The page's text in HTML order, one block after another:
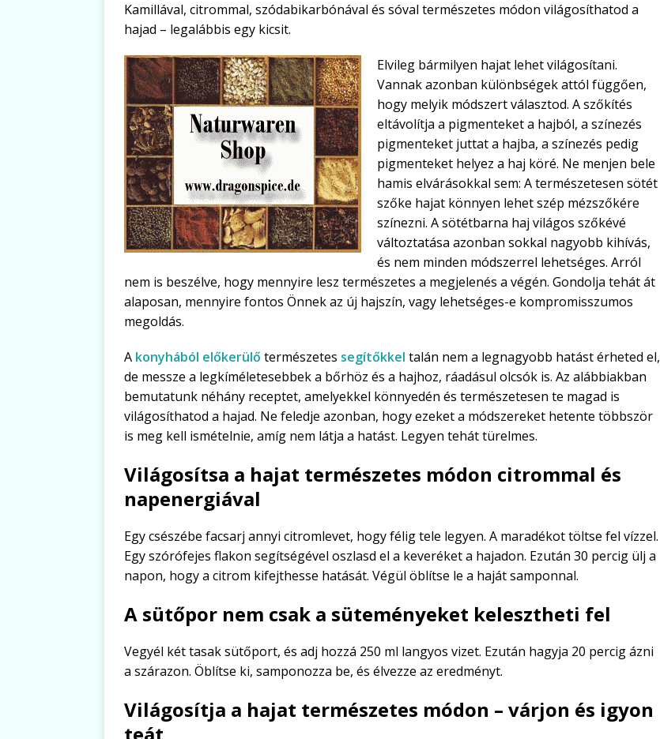
Kamillával, citrommal, szódabikarbónával és sóval természetes módon világosíthatod a
hajad – legalábbis egy kicsit.
Elvileg bármilyen hajat lehet világosítani.
Vannak azonban különbségek attól függően,
hogy melyik módszert választod. A szőkítés
eltávolítja a pigmenteket a hajból, a színezés
pigmenteket juttat a hajba, a színezés pedig
pigmenteket helyez a haj köré. Ne menjen bele
hamis elvárásokkal sem: A természetesen sötét
szőke hajat könnyen lehet szép mézszőkére
színezni. A sötétbarna haj világos szőkévé
változtatása azonban sokkal nagyobb kihívás,
és nem minden módszerrel lehetséges. Arról
nem is beszélve, hogy mennyire lesz természetes a megjelenés a végén. Gondolja tehát át
alaposan, mennyire fontos Önnek az új hajszín, vagy lehetséges-e kompromisszumos
megoldás.
A konyhából előkerülő természetes segítőkkel talán nem a legnagyobb hatást érheted el,
de messze a legkíméletesebbek a bőrhöz és a hajhoz, ráadásul olcsók is. Az alábbiakban
bemutatunk néhány receptet, amelyekkel könnyedén és természetesen te magad is
világosíthatod a hajad. Ne feledje azonban, hogy ezeket a módszereket hetente többször
is meg kell ismételnie, amíg nem látja a hatást. Legyen tehát türelmes.
Világosítsa a hajat természetes módon citrommal és
napenergiával
Egy csészébe facsarj annyi citromlevet, hogy félig tele legyen. A maradékot töltse fel vízzel.
Egy szórófejes flakon segítségével oszlasd el a keveréket a hajadon. Ezután 30 percig ülj a
napon, hogy a citrom kifejthesse hatását. Végül öblítse le a haját samponnal.
A sütőpor nem csak a süteményeket kelesztheti fel
Vegyél két tasak sütőport, és adj hozzá 250 ml langyos vizet. Ezután hagyja 20 percig ázni
a szárazon. Öblítse ki, samponozza be, és élvezze az eredményt.
Világosítja a hajat természetes módon – várjon és igyon